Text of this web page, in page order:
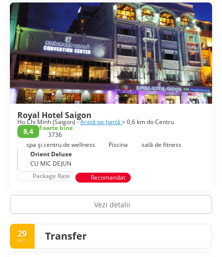
Royal Hotel Saigon
Ho Chi Minh (Saigon) -Arată pe hartă > 0,6 km do Centru
8,4
Foarte bine
3736
spa și centru de wellness
Piscina
sală de fitness
Orient Deluxe
CU MIC DEJUN
Package Rate
Recomandat
Vezi detalii
29
oct. Transfer